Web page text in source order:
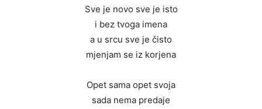
Sve je novo sve je isto
i bez tvoga imena
a u srcu sve je čisto
mjenjam se iz korjena
Opet sama opet svoja
sada nema predaje